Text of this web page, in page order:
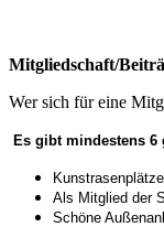
Mitgliedschaft/
Wer sich für eine
Es gibt mindestens 6
Kunstrasenplätze
Als Mitglied der
Schöne